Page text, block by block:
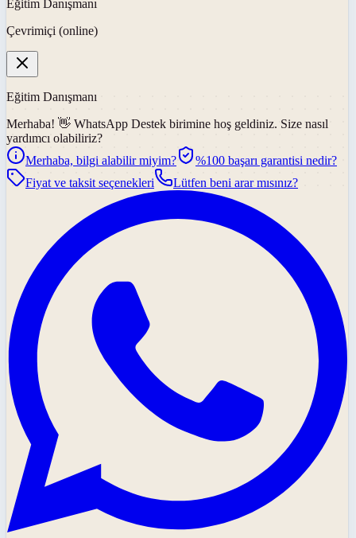
Eğitim Danışmanı
Çevrimiçi (online)
Eğitim Danışmanı
Merhaba! 👋 WhatsApp Destek birimine hoş geldiniz. Size nasıl
yardımcı olabiliriz?
Merhaba, bilgi alabilir miyim?
%100 başarı garantisi nedir?
Fiyat ve taksit seçenekleri
Lütfen beni arar mısınız?